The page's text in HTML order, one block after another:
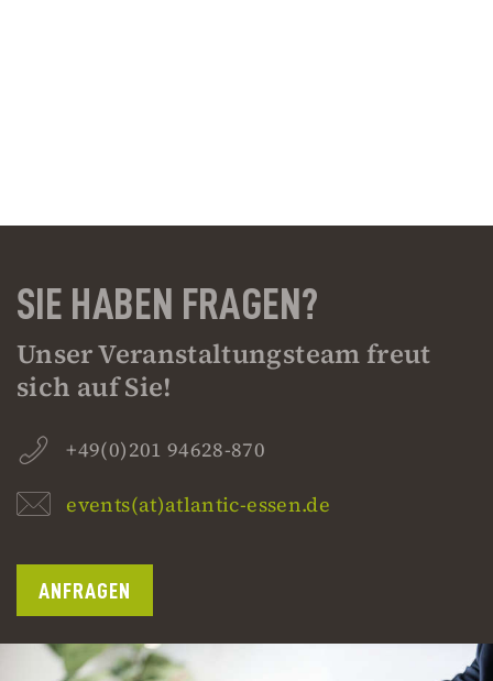
SIE HABEN FRAGEN?
Unser Veranstaltungsteam freut
sich auf Sie!
+49(0)201 94628-870
events(at)atlantic-essen.de
ANFRAGEN